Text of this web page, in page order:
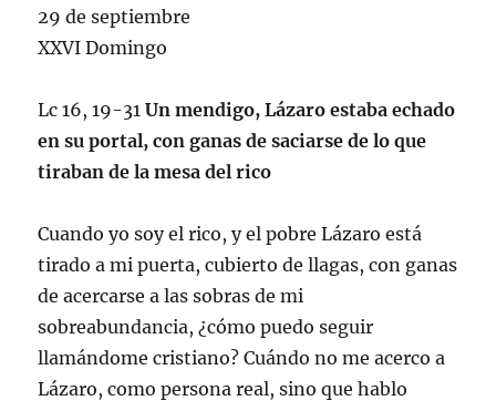
29 de septiembre
XXVI Domingo
Lc 16, 19-31Un mendigo, Lázaro estaba echado
en su portal, con ganas de saciarse de lo que
tiraban de la mesa del rico
Cuando yo soy el rico, y el pobre Lázaro está
tirado a mi puerta, cubierto de llagas, con ganas
de acercarse a las sobras de mi
sobreabundancia, ¿cómo puedo seguir
llamándome cristiano? Cuándo no me acerco a
Lázaro, como persona real, sino que hablo